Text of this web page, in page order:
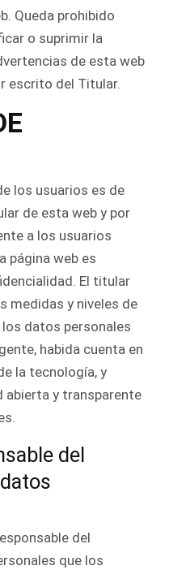
Queda prohibido
o suprimir la
de esta web
escrito del Titular.
los usuarios es de
de esta web y por
a los usuarios
página web es
El titular
medidas y niveles de
datos personales
habida cuenta en
la tecnología, y
abierta y transparente
del
del
que los